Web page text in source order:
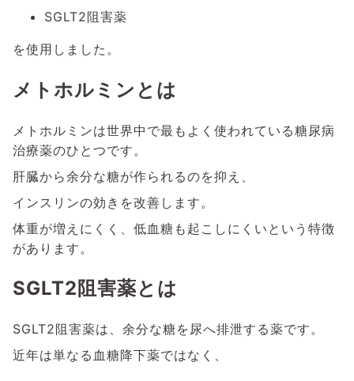
SGLT2阻害薬
を使用しました。
メトホルミンとは
メトホルミンは世界中で最もよく使われている糖尿病
治療薬のひとつです。
肝臓から余分な糖が作られるのを抑え、
インスリンの効きを改善します。
体重が増えにくく、低血糖も起こしにくいという特徴
があります。
SGLT2阻害薬とは
SGLT2阻害薬は、余分な糖を尿へ排泄する薬です。
近年は単なる血糖降下薬ではなく、